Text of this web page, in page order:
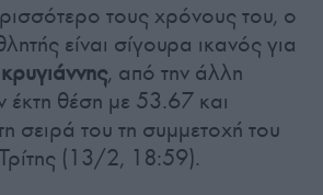
τους χρόνους του, ο
είναι σίγουρα ικανός για
, από την άλλη
έκτη θέση με 53.67 και
σειρά του τη συμμετοχή του
Τρίτης (13/2, 18:59).